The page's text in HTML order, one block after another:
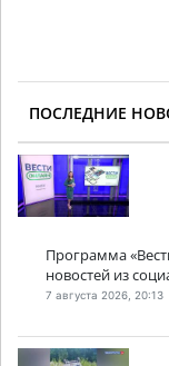
ПОСЛЕДНИЕ
Программа
новостей из
7 августа 2026, 20:13